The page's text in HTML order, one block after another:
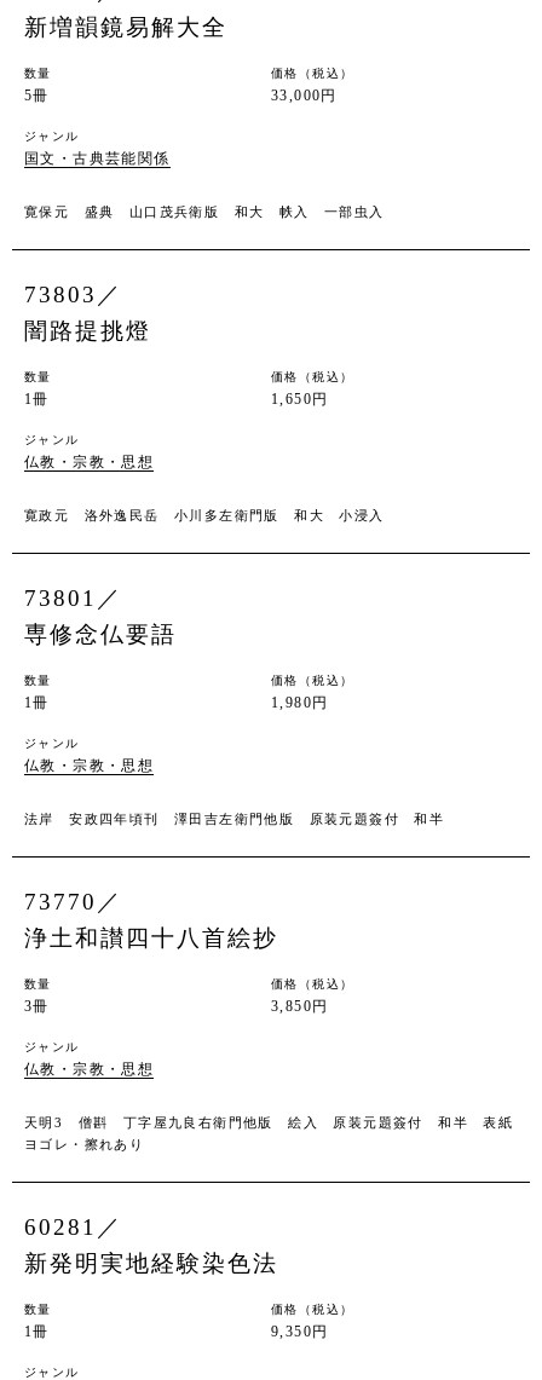
新増韻鏡易解大全
数量
5冊
価格（税込）
33,000円
ジャンル
国文・古典芸能関係
寛保元 盛典 山口茂兵衛版 和大 帙入 一部虫入
73803／
闇路提挑燈
数量
1冊
価格（税込）
1,650円
ジャンル
仏教・宗教・思想
寛政元 洛外逸民岳 小川多左衛門版 和大 小浸入
73801／
専修念仏要語
数量
1冊
価格（税込）
1,980円
ジャンル
仏教・宗教・思想
法岸 安政四年頃刊 澤田吉左衛門他版 原装元題簽付 和半
73770／
浄土和讃四十八首絵抄
数量
3冊
価格（税込）
3,850円
ジャンル
仏教・宗教・思想
天明3 僧斟 丁字屋九良右衛門他版 絵入 原装元題簽付 和半 表紙
ヨゴレ・擦れあり
60281／
新発明実地経験染色法
数量
1冊
価格（税込）
9,350円
ジャンル